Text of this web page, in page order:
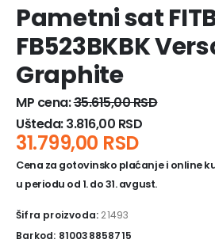
Pametni sat
FB523BKBK
Graphite
MP cena:35.615,00RSD
Ušteda:3.816,00 RSD
31.799,00 RSD
Cena za gotovinsko plaćanje i online
u periodu od 1. do 31. avgust.
Šifra proizvoda: 21493
Barkod: 810038858715